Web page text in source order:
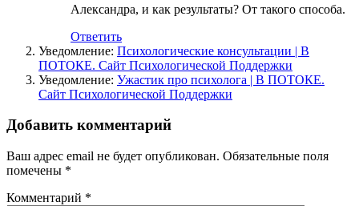
Александра, и как результаты? От такого способа.
Ответить
Уведомление: Психологические консультации | В
ПОТОКЕ. Сайт Психологической Поддержки
Уведомление: Ужастик про психолога | В ПОТОКЕ.
Сайт Психологической Поддержки
Добавить комментарий
Ваш адрес email не будет опубликован. Обязательные поля
помечены *
Комментарий *